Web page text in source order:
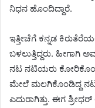
ನಿಧನ ಹೊಂದಿದ್ದಾರೆ.
ಇತ್ತೀಚೆಗೆ ಕನ್ನಡ
ಬಳಲುತ್ತಿದ್ದರು. ಹೀಗಾಗಿ
ನಟ ನಟಿಯರು
ಮೇಲೆ ಮಲಗಿಕೊಂಡಿದ್ದ
ಎದುರಾಗಿತ್ತು. ಈಗ